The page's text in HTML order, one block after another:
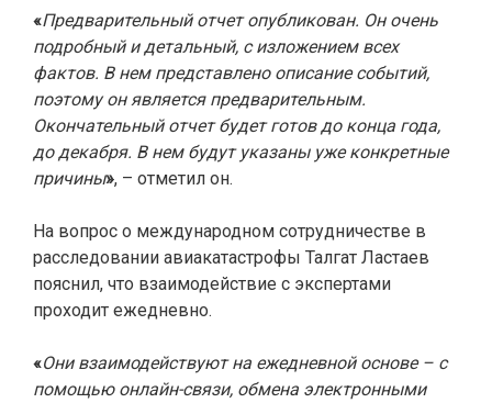
«Предварительный отчет опубликован. Он очень
подробный и детальный, с изложением всех
фактов. В нем представлено описание событий,
поэтому он является предварительным.
Окончательный отчет будет готов до конца года,
до декабря. В нем будут указаны уже конкретные
причины», – отметил он.
На вопрос о международном сотрудничестве в
расследовании авиакатастрофы Талгат Ластаев
пояснил, что взаимодействие с экспертами
проходит ежедневно.
«Они взаимодействуют на ежедневной основе – с
помощью онлайн-связи, обмена электронными